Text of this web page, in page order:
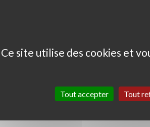
Garnet' Ceanothus thyrs.
Ce site utilise des cookies et
Tout accepter Tout